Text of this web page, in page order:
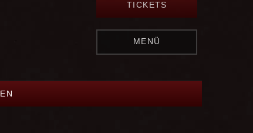
TICKETS
MENÜ